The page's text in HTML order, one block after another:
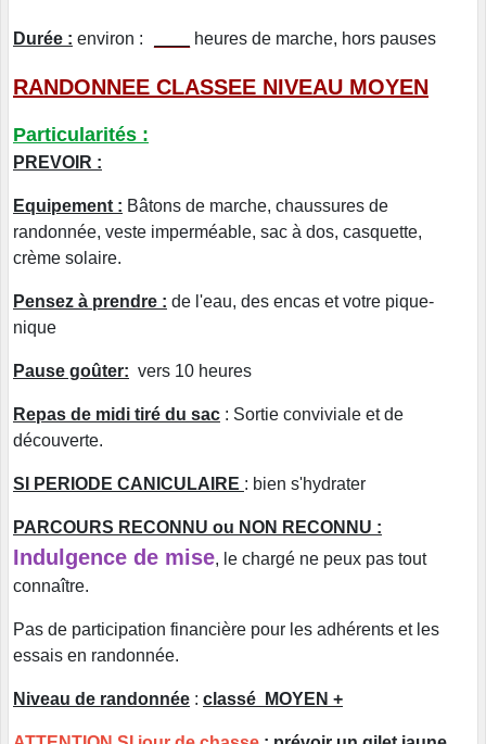
Durée : environ : heures de marche, hors pauses
RANDONNEE CLASSEE NIVEAU MOYEN
Particularités :
PREVOIR :
Equipement : Bâtons de marche, chaussures de
randonnée, veste imperméable, sac à dos, casquette,
crème solaire.
Pensez à prendre : de l'eau, des encas et votre pique-
nique
Pause goûter: vers 10 heures
Repas de midi tiré du sac : Sortie conviviale et de
découverte.
SI PERIODE CANICULAIRE : bien s'hydrater
PARCOURS RECONNU ou NON RECONNU :
Indulgence de mise, le chargé ne peux pas tout
connaître.
Pas de participation financière pour les adhérents et les
essais en randonnée.
Niveau de randonnée : classé MOYEN +